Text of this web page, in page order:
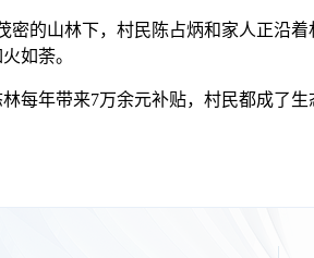
的山林下，村民陈占炳和家人正沿着
如荼。
年带来7万余元补贴，村民都成了生